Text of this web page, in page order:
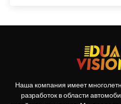
Наша компания имеет
разработок в области